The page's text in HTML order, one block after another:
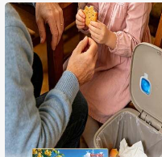
นครัวเรือน, น้ำมันหอมระเหยแบบหย
ดียว สามารถดับกลิ่นได้อย่างรวดเร็ว,
กำจัดกลิ่น, ทำให้อากาศบริสุทธิ์ และ
กลิ่นหอมยาวนาน น้ำหอมปรับอากา
น้ำหอมปรับอากาศในห้องน้ำ, ดับกลิ่
ละกำจัดกลิ่นได้อย่างรวดเร็วเพื่อทำใ
ากาศสดชื่น